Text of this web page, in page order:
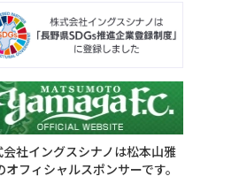
会社イングスシナノは松本山雅
オフィシャルスポンサーです。